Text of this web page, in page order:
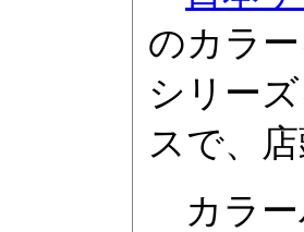
のカラ
シリー
スで、
カラー